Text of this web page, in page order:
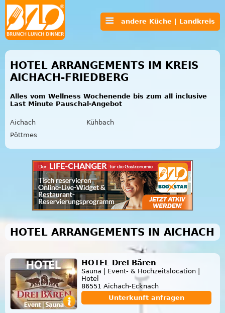
andere Küche | Landkreis
HOTEL ARRANGEMENTS IM KREIS
AICHACH-FRIEDBERG
Alles vom Wellness Wochenende bis zum all inclusive
Last Minute Pauschal-Angebot
Aichach
Kühbach
Pöttmes
HOTEL ARRANGEMENTS IN AICHACH
HOTEL Drei Bären
Sauna | Event- & Hochzeitslocation |
Hotel
86551 Aichach-Ecknach
Unterkunft anfragen